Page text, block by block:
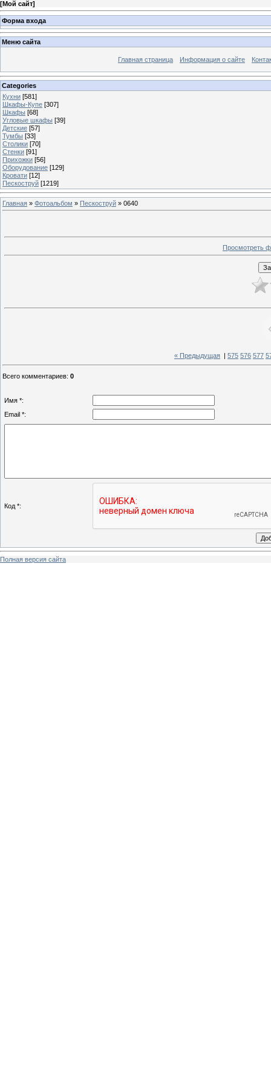
[Мой сайт]
Форма входа
Меню сайта
Главная страница Информация о сайте
Categories
Кухни [581]
Шкафы-Купе [307]
Шкафы [68]
Угловые шкафы [39]
Детские [57]
Тумбы [33]
Столики [70]
Стенки [91]
Прихожки [56]
Оборудование [129]
Кровати [12]
Пескоструй [1219]
Главная » Фотоальбом » Пескоструй » 0640
Просмотреть
« Предыдущая 575 576 577
Всего комментариев: 0
Имя *:
Email *:
Код *:
Полная версия сайта